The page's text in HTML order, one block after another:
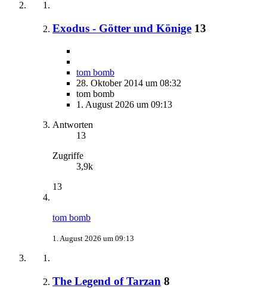
Exodus - Götter und Könige 13
tom bomb
28. Oktober 2014 um 08:32
tom bomb
1. August 2026 um 09:13
Antworten
13
Zugriffe
3,9k
13
tom bomb
1. August 2026 um 09:13
The Legend of Tarzan 8